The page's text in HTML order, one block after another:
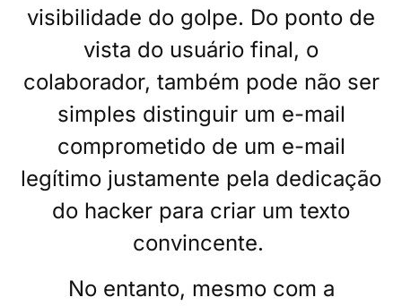
visibilidade do golpe. Do ponto de
vista do usuário final, o
colaborador, também pode não ser
simples distinguir um e-mail
comprometido de um e-mail
legítimo justamente pela dedicação
do hacker para criar um texto
convincente.
No entanto, mesmo com a